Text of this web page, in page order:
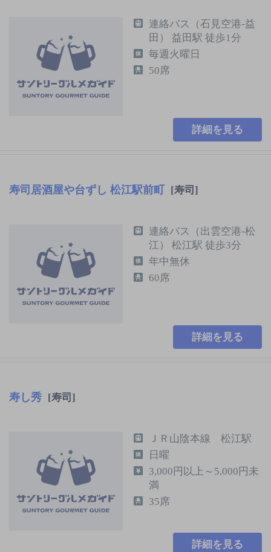
連絡バス（石見空港-益
田） 益田駅 徒歩1分
毎週火曜日
50席
詳細を見る
寿司居酒屋や台ずし 松江駅前町 [寿司]
連絡バス（出雲空港-松
江） 松江駅 徒歩3分
年中無休
60席
詳細を見る
寿し秀 [寿司]
ＪＲ山陰本線 松江駅
日曜
3,000円以上～5,000円未
満
35席
詳細を見る